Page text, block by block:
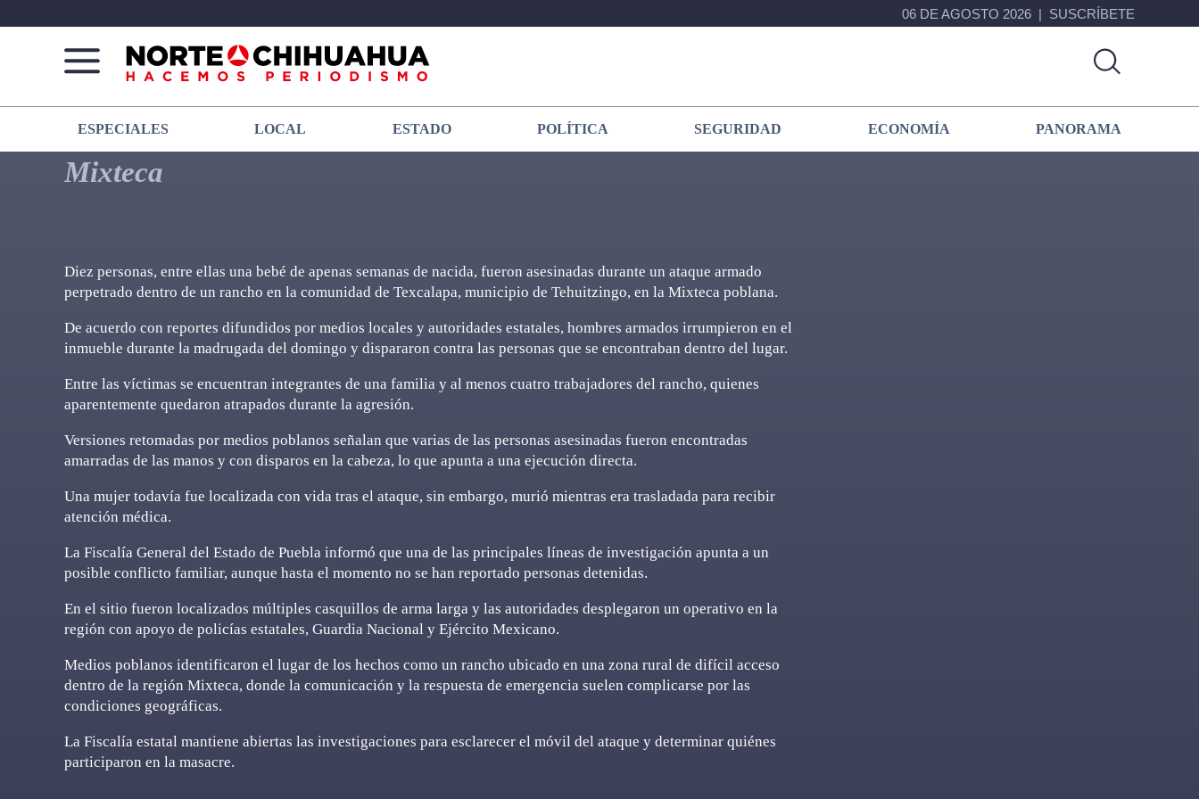
06 DE AGOSTO 2026 SUSCRÍBETE
Norte
De
Chihuahua
Más
que
noticias,
hacemos periodismo
ESPECIALES LOCAL ESTADO POLÍTICA SEGURIDAD ECONOMÍA PANORAMA
Mixteca
Diez personas, entre ellas una bebé de apenas semanas de nacida, fueron asesinadas durante un ataque armado
perpetrado dentro de un rancho en la comunidad de Texcalapa, municipio de Tehuitzingo, en la Mixteca poblana.
De acuerdo con reportes difundidos por medios locales y autoridades estatales, hombres armados irrumpieron en el
inmueble durante la madrugada del domingo y dispararon contra las personas que se encontraban dentro del lugar.
Entre las víctimas se encuentran integrantes de una familia y al menos cuatro trabajadores del rancho, quienes
aparentemente quedaron atrapados durante la agresión.
Versiones retomadas por medios poblanos señalan que varias de las personas asesinadas fueron encontradas
amarradas de las manos y con disparos en la cabeza, lo que apunta a una ejecución directa.
Una mujer todavía fue localizada con vida tras el ataque, sin embargo, murió mientras era trasladada para recibir
atención médica.
La Fiscalía General del Estado de Puebla informó que una de las principales líneas de investigación apunta a un
posible conflicto familiar, aunque hasta el momento no se han reportado personas detenidas.
En el sitio fueron localizados múltiples casquillos de arma larga y las autoridades desplegaron un operativo en la
región con apoyo de policías estatales, Guardia Nacional y Ejército Mexicano.
Medios poblanos identificaron el lugar de los hechos como un rancho ubicado en una zona rural de difícil acceso
dentro de la región Mixteca, donde la comunicación y la respuesta de emergencia suelen complicarse por las
condiciones geográficas.
La Fiscalía estatal mantiene abiertas las investigaciones para esclarecer el móvil del ataque y determinar quiénes
participaron en la masacre.